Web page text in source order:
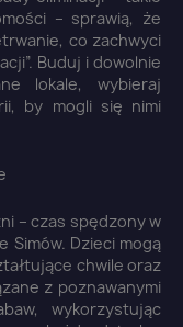
– sprawią, że
co zachwyci
Buduj i dowolnie
lokale, wybieraj
by mogli się nimi
– czas spędzony w
Simów. Dzieci mogą
chwile oraz
z poznawanymi
wykorzystując